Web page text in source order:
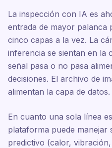
La inspección con IA es
entrada de mayor palanca
cinco capas a la vez. La
inferencia se sientan en la
señal pasa o no pasa
decisiones. El archivo de
alimentan la capa de datos.
En cuanto una sola línea
plataforma puede manejar
predictivo (calor,